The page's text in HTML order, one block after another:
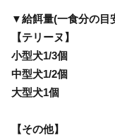
▼給餌量(一食分の目
【テリーヌ】
小型犬1/3個
中型犬1/2個
大型犬1個
【その他】